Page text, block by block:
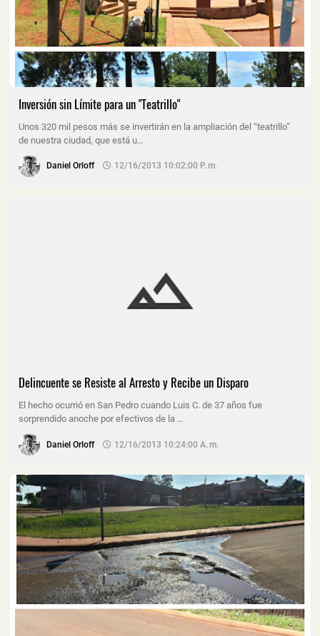
Inversión sin Límite para un "Teatrillo"
Unos 320 mil pesos más se invertirán en la ampliación del “teatrillo”
de nuestra ciudad, que está u…
Daniel Orloff 12/16/2013 10:02:00 P. M.
Delincuente se Resiste al Arresto y Recibe un Disparo
El hecho ocurrió en San Pedro cuando Luis C. de 37 años fue
sorprendido anoche por efectivos de la …
Daniel Orloff 12/16/2013 10:24:00 A. M.